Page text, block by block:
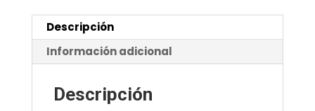
L3760/8390
ORI
NEGRO
Descripción
Información adicional
Descripción